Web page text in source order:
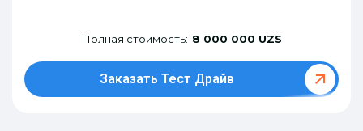
Полная стоимость: 8 000 000 UZS
Заказать Тест Драйв